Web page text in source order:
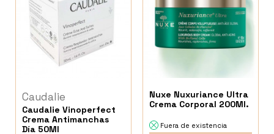
Caudalie
Caudalie Vinoperfect
Crema Antimanchas
Día 50Ml
Nuxe Nuxuriance Ultra
Crema Corporal 200Ml.
Fuera de existencia